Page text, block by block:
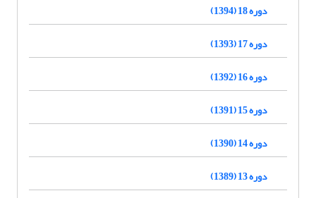
دوره 18 (1394)
دوره 17 (1393)
دوره 16 (1392)
دوره 15 (1391)
دوره 14 (1390)
دوره 13 (1389)